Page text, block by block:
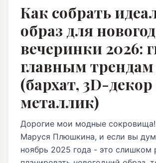
Как собрать
образ для
вечеринки 2026:
главным трендам
(бархат, 3D-
металлик)
Дорогие мои модные
Маруся Плюшкина, и если вы
ноябрь 2025 года - это слишком